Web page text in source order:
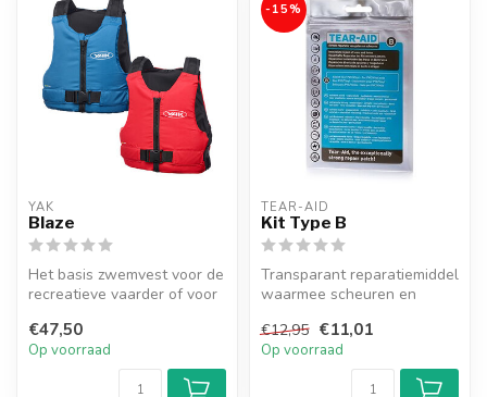
YAK
Blaze
Het basis zwemvest voor de
recreatieve vaarder of voor
€47,50
Op voorraad
-15%
TEAR-AID
Kit Type B
Transparant reparatiemiddel
waarmee scheuren en
eenvoudig te ...
€12,95 €11,01
Op voorraad